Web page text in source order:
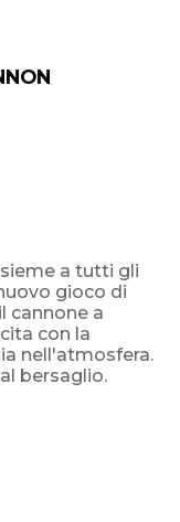
a tutti gli
gioco di
cannone a
con la
nell'atmosfera.
bersaglio.